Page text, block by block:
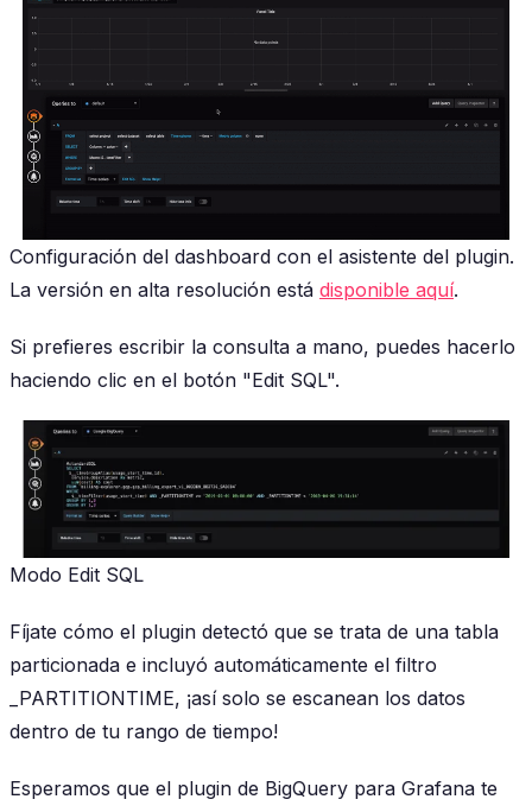
Configuración del dashboard con el asistente del plugin.
La versión en alta resolución está disponible aquí.
Si prefieres escribir la consulta a mano, puedes hacerlo
haciendo clic en el botón "Edit SQL".
Modo Edit SQL
Fíjate cómo el plugin detectó que se trata de una tabla
particionada e incluyó automáticamente el filtro
_PARTITIONTIME, ¡así solo se escanean los datos
dentro de tu rango de tiempo!
Esperamos que el plugin de BigQuery para Grafana te